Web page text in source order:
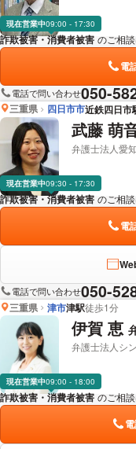
現在営業中09:00 - 17:30
詐欺被害・消費者被害 のご相
電
電話で問い合わせ050-
三重県 四日市市近鉄四日市
武藤 萌
弁護士法人愛
現在営業中09:30 - 17:30
詐欺被害・消費者被害 のご相
電
電話で問い合わせ050-
三重県 津市津駅徒歩1分
伊賀 恵
弁護士法人シ
現在営業中09:00 - 18:00
詐欺被害・消費者被害 のご相